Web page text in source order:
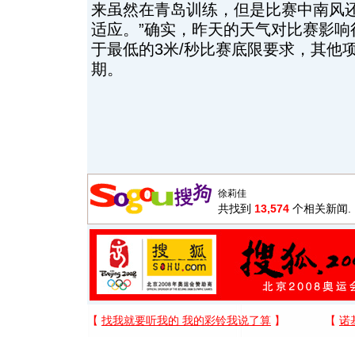
来虽然在青岛训练，但是比赛中南风
适应。”确实，昨天的天气对比赛影
于最低的3米/秒比赛底限要求，其他
期。
共找到 13,574 个相关新闻.